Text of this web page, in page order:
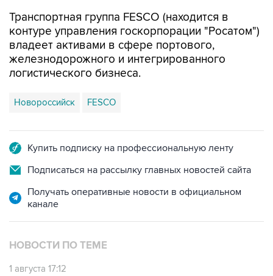
Транспортная группа FESCO (находится в
контуре управления госкорпорации "Росатом")
владеет активами в сфере портового,
железнодорожного и интегрированного
логистического бизнеса.
Новороссийск FESCO
Купить подписку на профессиональную ленту
Подписаться на рассылку главных новостей сайта
Получать оперативные новости в официальном
канале
НОВОСТИ ПО ТЕМЕ
1 августа 17:12